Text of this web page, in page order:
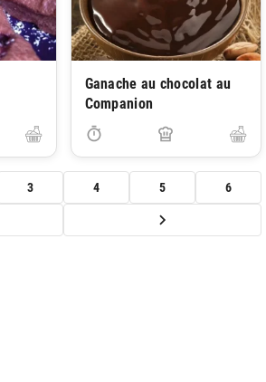
Ganache au chocolat au
Companion
3 4 5 6